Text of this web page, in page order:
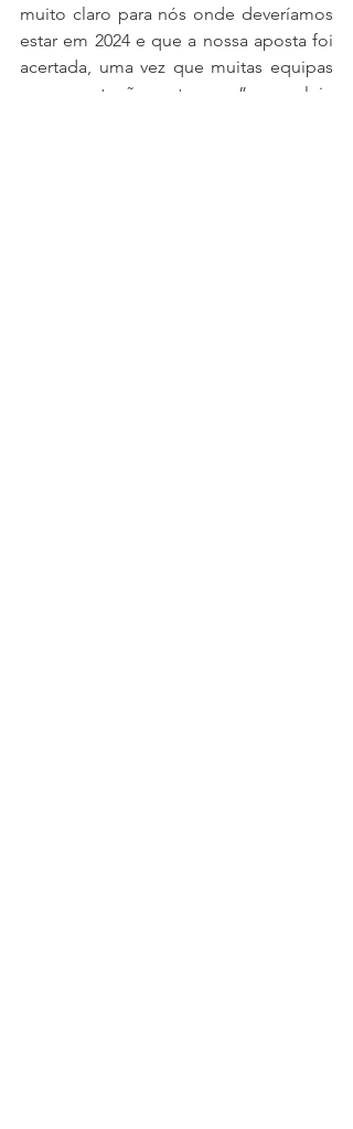
muito claro para nós onde deveríamos
estar em 2024 e que a nossa aposta foi
acertada, uma vez que muitas equipas
novas entrarão este ano”, concluiu